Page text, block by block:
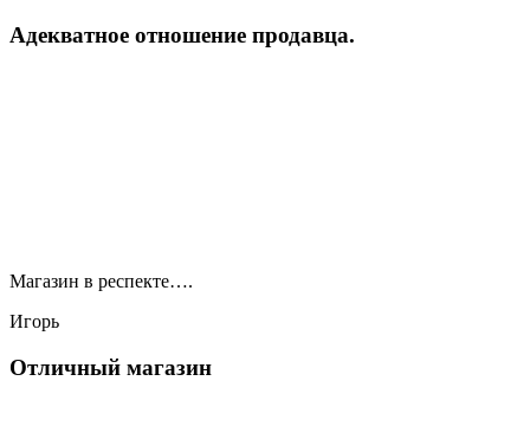
Адекватное отношение продавца.
Магазин в респекте….
Игорь
Отличный магазин